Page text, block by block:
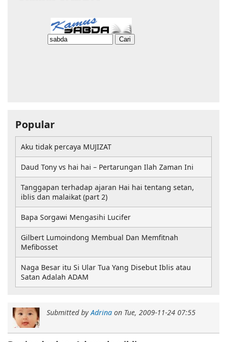
Submitted byAdrina on Tue, 2009-11-24 07:55
Popular
Aku tidak percaya MUJIZAT
Daud Tony vs hai hai – Pertarungan Ilah Zaman Ini
Tanggapan terhadap ajaran Hai hai tentang setan,
iblis dan malaikat (part 2)
Bapa Sorgawi Mengasihi Lucifer
Gilbert Lumoindong Membual Dan Memfitnah
Mefibosset
Naga Besar itu Si Ular Tua Yang Disebut Iblis atau
Satan Adalah ADAM